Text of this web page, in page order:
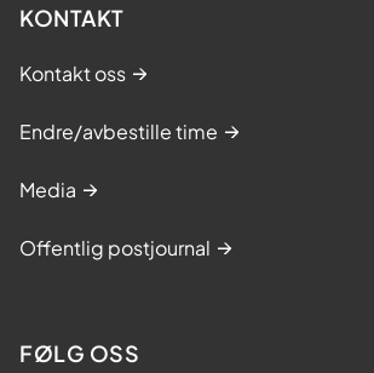
KONTAKT
Kontakt oss
Endre/avbestille time
Media
Offentlig postjournal
FØLG OSS